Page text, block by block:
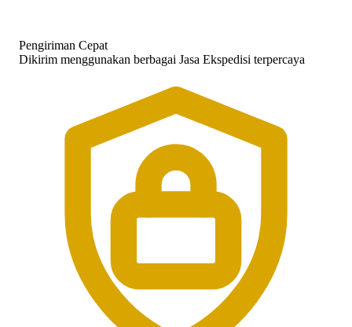
Pengiriman Cepat
Dikirim menggunakan berbagai Jasa Ekspedisi terpercaya